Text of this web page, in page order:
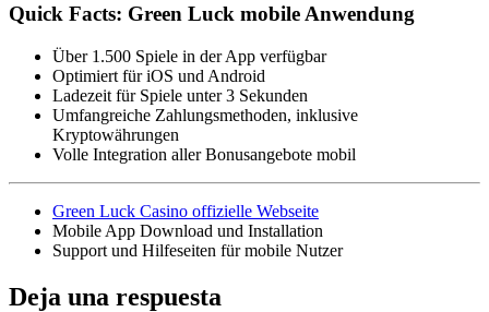
Quick Facts: Green Luck mobile Anwendung
Über 1.500 Spiele in der App verfügbar
Optimiert für iOS und Android
Ladezeit für Spiele unter 3 Sekunden
Umfangreiche Zahlungsmethoden, inklusive
Kryptowährungen
Volle Integration aller Bonusangebote mobil
Green Luck Casino offizielle Webseite
Mobile App Download und Installation
Support und Hilfeseiten für mobile Nutzer
Deja una respuesta